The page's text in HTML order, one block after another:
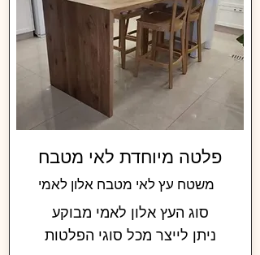
פלטה מיוחדת לאי מטבח
סוג העץ אלון לאמי מבוקע
ניתן לייצר מכל סוגי הפלטות